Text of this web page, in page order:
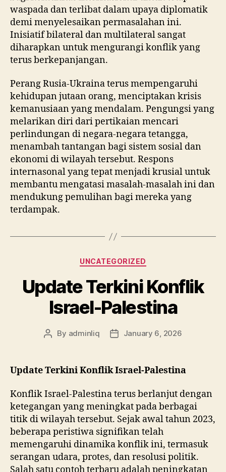
waspada dan terlibat dalam upaya diplomatik
demi menyelesaikan permasalahan ini.
Inisiatif bilateral dan multilateral sangat
diharapkan untuk mengurangi konflik yang
terus berkepanjangan.
Perang Rusia-Ukraina terus mempengaruhi
kehidupan jutaan orang, menciptakan krisis
kemanusiaan yang mendalam. Pengungsi yang
melarikan diri dari pertikaian mencari
perlindungan di negara-negara tetangga,
menambah tantangan bagi sistem sosial dan
ekonomi di wilayah tersebut. Respons
internasonal yang tepat menjadi krusial untuk
membantu mengatasi masalah-masalah ini dan
mendukung pemulihan bagi mereka yang
terdampak.
Categories
UNCATEGORIZED
Update Terkini Konflik
Israel-Palestina
Post
By adminliq
PostJanuary 6, 2026
Update Terkini Konflik Israel-Palestina
Konflik Israel-Palestina terus berlanjut dengan
ketegangan yang meningkat pada berbagai
titik di wilayah tersebut. Sejak awal tahun 2023,
beberapa peristiwa signifikan telah
memengaruhi dinamika konflik ini, termasuk
serangan udara, protes, dan resolusi politik.